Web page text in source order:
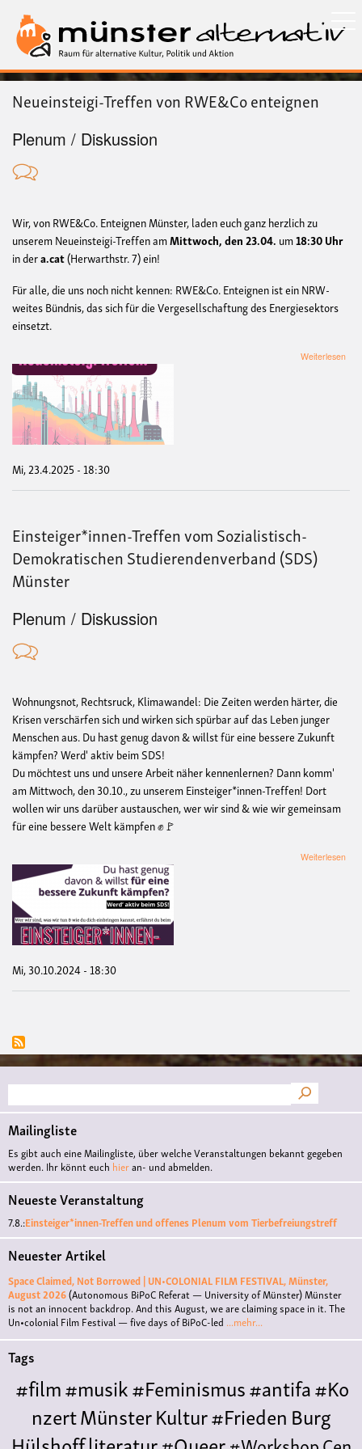
zum
Inhalt
Neueinsteigi-Treffen von RWE&Co enteignen
Plenum / Diskussion
Wir, von RWE&Co. Enteignen Münster, laden euch ganz herzlich zu
unserem Neueinsteigi-Treffen amMittwoch, den 23.04. um18:30 Uhr
in dera.cat(Herwarthstr. 7) ein!
Für alle, die uns noch nicht kennen: RWE&Co. Enteignen ist ein NRW-
weites Bündnis, das sich für die Vergesellschaftung des Energiesektors
einsetzt.
Weiterlesen
Mi, 23.4.2025 - 18:30
Einsteiger*innen-Treffen vom Sozialistisch-
Demokratischen Studierendenverband (SDS)
Münster
Plenum / Diskussion
Wohnungsnot, Rechtsruck, Klimawandel: Die Zeiten werden härter, die
Krisen verschärfen sich und wirken sich spürbar auf das Leben junger
Menschen aus.Du hast genug davon & willst für eine bessere Zukunft
kämpfen? Werd' aktiv beim SDS!
Du möchtest uns und unsere Arbeit näher kennenlernen? Dann komm'
am Mittwoch, den 30.10., zu unserem Einsteiger*innen-Treffen! Dort
wollen wir uns darüber austauschen, wer wir sind & wie wir gemeinsam
für eine bessere Welt kämpfen✊🚩
Weiterlesen
Mi, 30.10.2024 - 18:30
Suche
Mailingliste
Es gibt auch eine Mailingliste, über welche Veranstaltungen bekannt gegeben
werden. Ihr könnt euch hieran- und abmelden.
Neueste Veranstaltung
7.8.:Einsteiger*innen-Treffen und offenes Plenum vom Tierbefreiungstreff
Neuester Artikel
Space Claimed, Not Borrowed | UN•COLONIAL FILM FESTIVAL, Münster,
August 2026(Autonomous BiPoC Referat — University of Münster)Münster
is not an innocent backdrop. And this August, we are claiming space in it. The
Un•colonial Film Festival — five days of BiPoC-led ...mehr...
Tags
#film#musik#Feminismus#antifa#Ko
nzertMünsterKultur#FriedenBurg